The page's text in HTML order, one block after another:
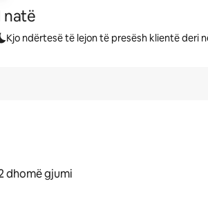
natë
Kjo ndërtesë të lejon të presësh klientë deri
dhomë gjumi